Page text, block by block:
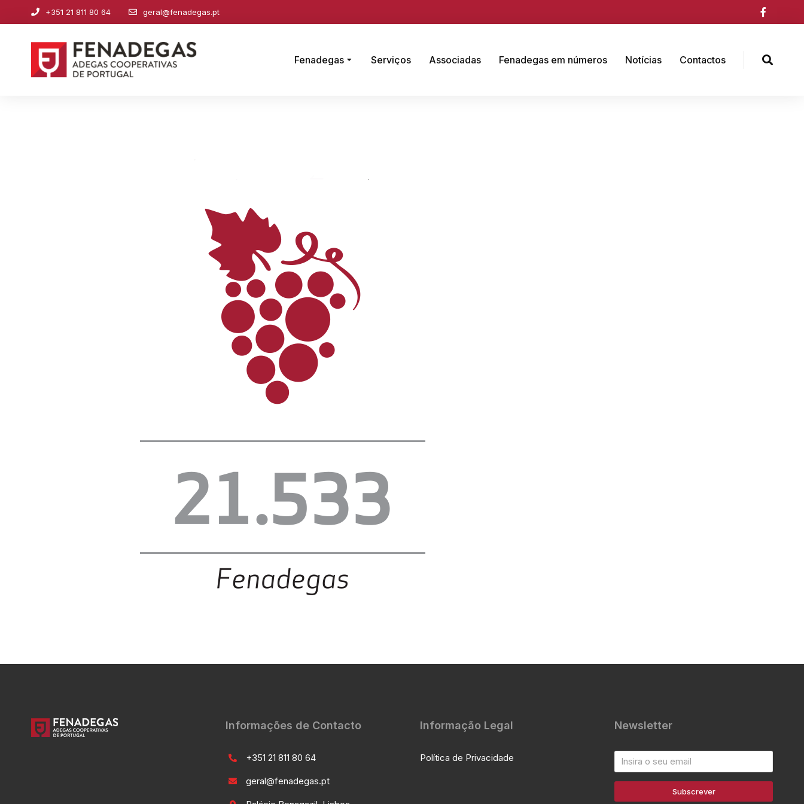
+351 21 811 80 64 geral@fenadegas.pt
Fenadegas Serviços Associadas Fenadegas em números Notícias Contactos
Informações de Contacto
+351 21 811 80 64
geral@fenadegas.pt
Informação Legal
Política de Privacidade
Newsletter
Subscrever